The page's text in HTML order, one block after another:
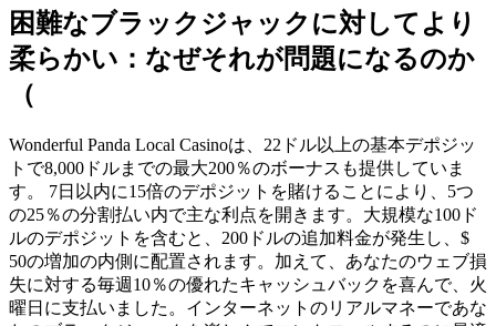
困難なブラックジャックに対してより
柔らかい：なぜそれが問題になるのか
（
Wonderful Panda Local Casinoは、22ドル以上の基本デポジッ
トで8,000ドルまでの最大200％のボーナスも提供していま
す。 7日以内に15倍のデポジットを賭けることにより、5つ
の25％の分割払い内で主な利点を開きます。大規模な100ド
ルのデポジットを含むと、200ドルの追加料金が発生し、$
50の増加の内側に配置されます。加えて、あなたのウェブ損
失に対する毎週10％の優れたキャッシュバックを喜んで、火
曜日に支払いました。インターネットのリアルマネーであな